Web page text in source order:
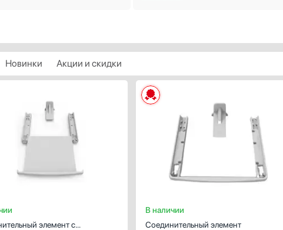
Новинки Акции и скидки
ХАРАКТЕРИСТИКИ
Предназначение:
для стиральных машин, для
Количество (шт):
1
белый
элемент c
В наличии
Соединительный элемент